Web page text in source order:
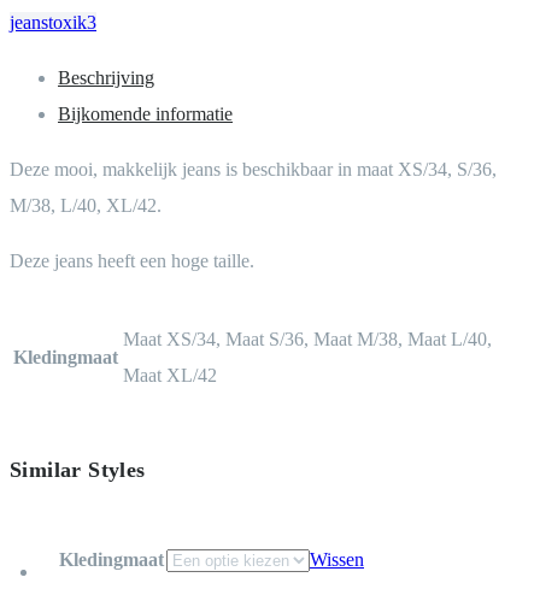
jeanstoxik3
Beschrijving
Bijkomende informatie
Deze mooi, makkelijk jeans is beschikbaar in maat XS/34, S/36,
M/38, L/40, XL/42.
Deze jeans heeft een hoge taille.
Kledingmaat
Maat XS/34, Maat S/36, Maat M/38, Maat L/40,
Maat XL/42
Similar Styles
Kledingmaat
Wissen